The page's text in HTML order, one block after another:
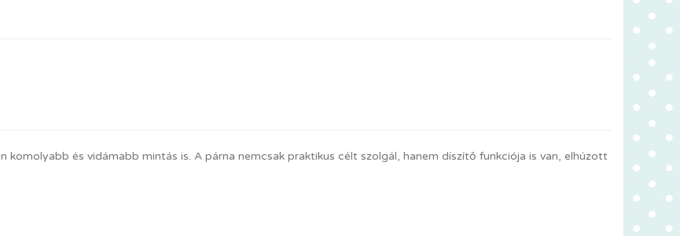
komolyabb és vidámabb mintás is. A párna nemcsak praktikus célt szolgál, hanem díszítő funkciója is van, elhúzott